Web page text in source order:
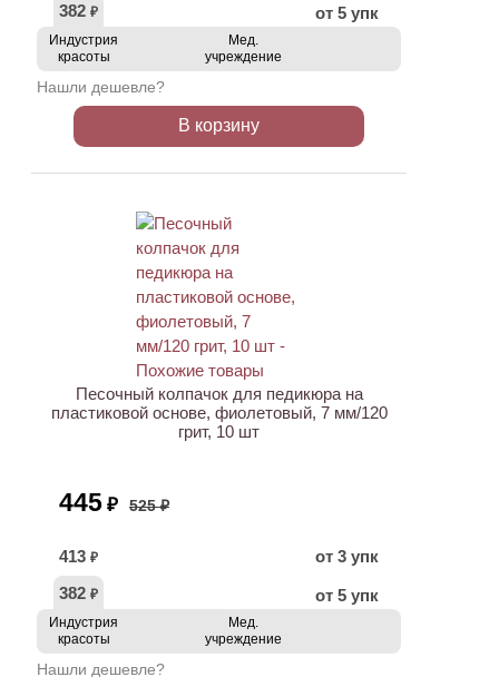
382 ₽ от 5 упк
Индустрия
красоты
Мед.
учреждение
Нашли дешевле?
В корзину
Песочный колпачок для педикюра на
пластиковой основе, фиолетовый, 7 мм/120
грит, 10 шт
445 ₽ 525 ₽
413 ₽
от 3 упк
382 ₽ от 5 упк
Индустрия
красоты
Мед.
учреждение
Нашли дешевле?